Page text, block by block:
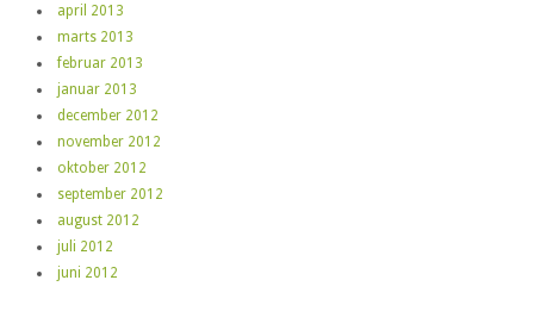
april 2013
marts 2013
februar 2013
januar 2013
december 2012
november 2012
oktober 2012
september 2012
august 2012
juli 2012
juni 2012